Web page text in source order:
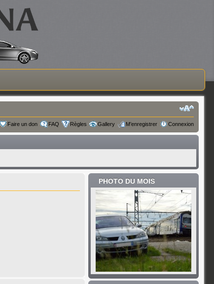
Faire un don FAQ Règles Gallery M’enregistrer Connexion
PHOTO DU MOIS